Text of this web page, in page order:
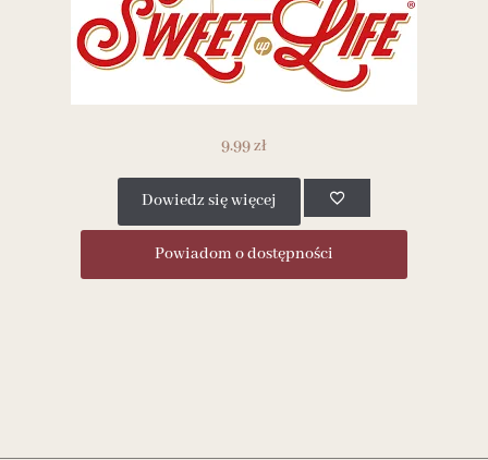
9.99zł
Dowiedz się więcej
Powiadom o dostępności